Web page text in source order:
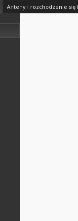
Anteny i rozchodzenie się